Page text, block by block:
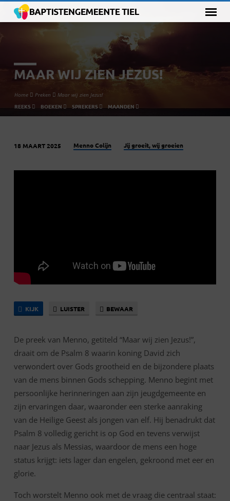
MAAR WIJ ZIEN JEZUS!
Home Preken Maar wij zien Jezus!
REEKS BOEKEN SPREKERS MAANDEN
WIJ
18 MAART 2025 Menno Colijn Jij groeit, wij groeien
KIJK LUISTER BEWAAR
De preek van Menno, getiteld “Maar wij zien Jezus!”,
draait om de Psalm 8 waarin koning David zich
verwondert over Gods grootheid en de bijzondere plaats
van de mens binnen Gods schepping. Menno begint met
persoonlijke herinneringen aan zijn jeugdgemeente en
zijn ervaringen daar, waaronder een sterke aanraking
van de Heilige Geest als jongen van elf. Hij benadrukt dat
Psalm 8 volledig gericht is op God en tevens verwijst
naar Jezus als Messias, waardoor de mens een hoge
status krijgt: iets lager dan engelen, gekroond met eer en
glorie.
Toch worstelt Menno ook met de vraag die centraal staat: